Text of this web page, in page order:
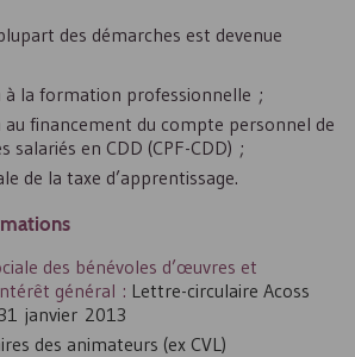
des démarches est devenue
la formation professionnelle ;
financement du compte personnel de
salariés en CDD (CPF-CDD) ;
de la taxe d’apprentissage.
des bénévoles d’œuvres et
général : Lettre-circulaire Acoss
janvier 2013
des animateurs (ex CVL)